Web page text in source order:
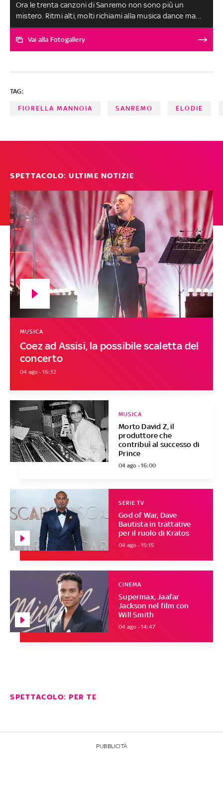
Ora le trenta canzoni di Sanremo non sono più un
mistero. Ritmi alti, molti richiami alla musica dance ma
anche una cumbia e alcune ballate. La maggior parte dei
testi sono d'amore, per lo più permeato di melanconia e
il body shaming, l'immigrazione e una certa rabbia. Le
trovate le prime opinioni PAGELLE E COMMENTI A CURA
Vai alla Fotogallery
TAG:
FIORELLA MANNOIA SANREMO ELODIE
SPETTACOLO: ULTIME NOTIZIE
Coez ad Assisi, la possibile scaletta del
concerto
MUSICA
04 ago - 16:32
Morto David Z, il
produttore che
contribuì al successo di
Prince
MUSICA
04 ago - 16:00
God of War, Dave
Bautista in trattative
per il ruolo di Kratos
SERIE TV
04 ago - 15:15
Supermax, Jaafar
Jackson nel film con
Will Smith
CINEMA
04 ago - 14:47
SPETTACOLO: PER TE
PUBBLICITÀ